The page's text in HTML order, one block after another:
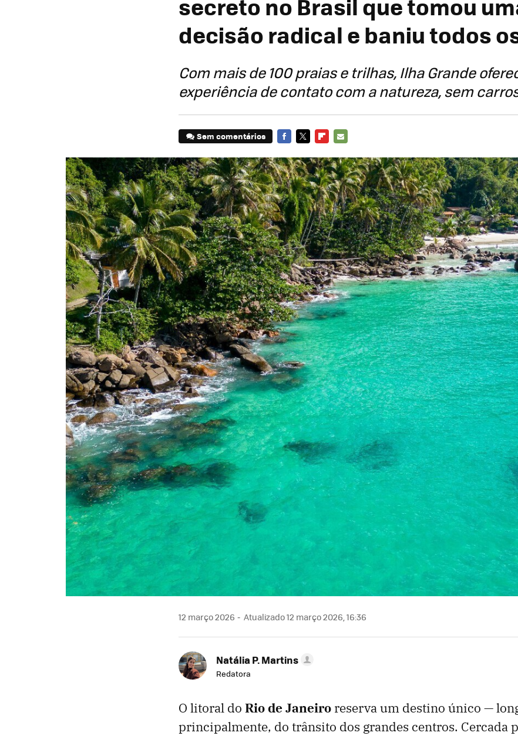
decisão radical e baniu todos
Com mais de 100 praias e trilhas, Ilha Grande
experiência de contato com a natureza, sem
Sem comentários
MAIL
12 março 2026 Atualizado 12 março 2026, 16:36
Natália P. Martins
Redatora
O litoral do Rio de Janeiro reserva um destino único —
principalmente, do trânsito dos grandes centros. Cercada